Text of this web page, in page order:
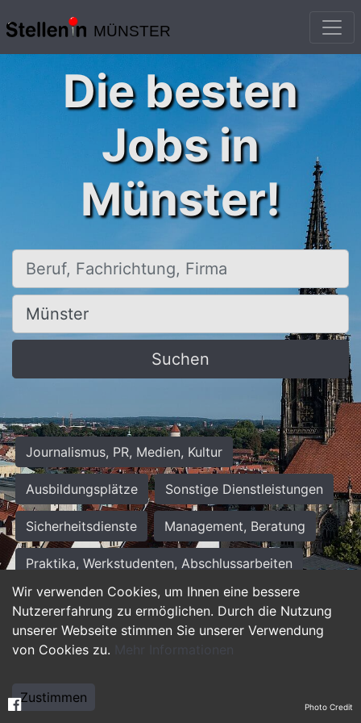
MÜNSTER
Wir verwenden Cookies, um Ihnen eine bessere
Nutzererfahrung zu ermöglichen. Durch die Nutzung
unserer Webseite stimmen Sie unserer Verwendung
von Cookies zu. Mehr Informationen
Zustimmen
Die besten
Jobs in
Münster!
Beruf, Fachrichtung, Firma
Ort, Stadt
Suchen
Journalismus, PR, Medien, Kultur
Ausbildungsplätze Sonstige Dienstleistungen
Sicherheitsdienste Management, Beratung
Praktika, Werkstudenten, Abschlussarbeiten
Personalwesen Assistenz, Sekretariat
Hilfskräfte, Aushilfs- und Nebenjobs
Weiterbildung, Studium, duale Ausbildung Photo Credit